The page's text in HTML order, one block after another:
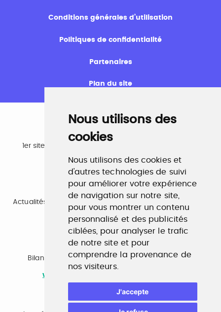
Nous utilisons des
cookies
Nous utilisons des cookies et
d'autres technologies de suivi
pour améliorer votre expérience
de navigation sur notre site,
pour vous montrer un contenu
personnalisé et des publicités
ciblées, pour analyser le trafic
de notre site et pour
comprendre la provenance de
nos visiteurs.
J'accepte
Conditions générales d’utilisation
Politiques de confidentialité
Partenaires
Plan du site
Emploi
1er site emploi du secteur culturel 784.000 visites et
www.profilculture.com
Formation
Actualités, guide et annuaire des formations aux métiers
de la culture.
www.profilculture-formation.com
Accompagnement professionnel
Bilan de compétences, coaching, techniques de
recherche d'emploi, entretien conseil.
www.profilculture-competences.com